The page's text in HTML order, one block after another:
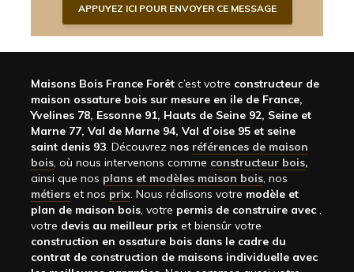
Maisons Bois France Forêt c’est votre constructeur de
maison ossature bois sur mesure en ile de France,
Yvelines 78, Essonne 91, Hauts de Seine 92, Seine et
Marne 77, Val de Marne 94, Val d’oise 95 et seine
saint denis 93. Découvrez nos références de maison
bois, où nous intervenons comme constructeur bois,
ainsi que nos plans et modèles maison bois, nos
métiers et nos prix. Nous réalisons votre modèle et
plan de maison bois, votre permis de construire avec ,
votre devis au meilleur prix et biensûr votre
construction en ossature bois dans le cadre du
contrat de construction de maisons individuelle avec